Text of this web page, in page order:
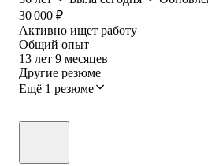
30 000 ₽
Активно ищет работу
Общий опыт
13 лет 9 месяцев
Другие резюме
Ещё 1 резюме